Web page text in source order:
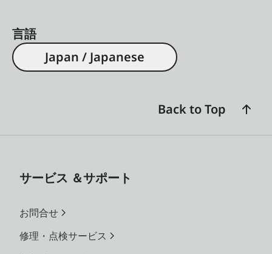
言語
Japan / Japanese
Back to Top
サービス ＆サポート
お問合せ
修理・点検サービス